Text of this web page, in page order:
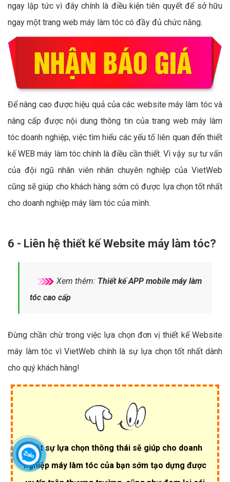
ngay lập tức vì đây chính là điều kiện tiên quyết để sở hữu
ngay một trang web máy làm tóc có đầy đủ chức năng.
Để nâng cao được hiệu quả của các website máy làm tóc và
nâng cấp được nội dung thông tin của trang web máy làm
tóc doanh nghiệp, việc tìm hiểu các yếu tố liên quan đến thiết
kế WEB máy làm tóc chính là điều cần thiết. Vì vậy sự tư vấn
của đội ngũ nhân viên nhân chuyên nghiệp của VietWeb
cũng sẽ giúp cho khách hàng sớm có được lựa chọn tốt nhất
cho doanh nghiệp máy làm tóc của mình.
6 - Liên hệ thiết kế Website máy làm tóc?
Xem thêm: Thiết kế APP mobile máy làm
tóc cao cấp
Đừng chần chừ trong việc lựa chọn đơn vị thiết kế Website
máy làm tóc vì VietWeb chính là sự lựa chọn tốt nhất dành
cho quý khách hàng!
Một sự lựa chọn thông thái sẽ giúp cho doanh
nghiệp máy làm tóc của bạn sớm tạo dựng được